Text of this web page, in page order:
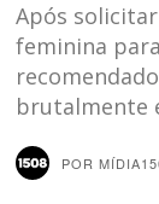
Após
feminina
brutalmente
POR